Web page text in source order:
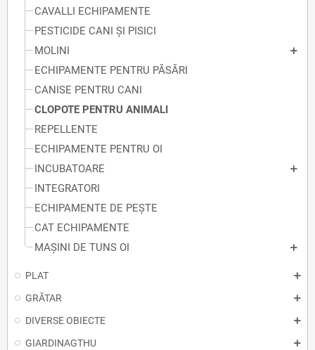
CAVALLI ECHIPAMENTE
PESTICIDE CANI ȘI PISICI
MOLINI
ECHIPAMENTE PENTRU PĂSĂRI
CANISE PENTRU CANI
CLOPOTE PENTRU ANIMALI
REPELLENTE
ECHIPAMENTE PENTRU OI
INCUBATOARE
INTEGRATORI
ECHIPAMENTE DE PEȘTE
CAT ECHIPAMENTE
MAȘINI DE TUNS OI
PLAT
GRĂTAR
DIVERSE OBIECTE
GIARDINAGTHU